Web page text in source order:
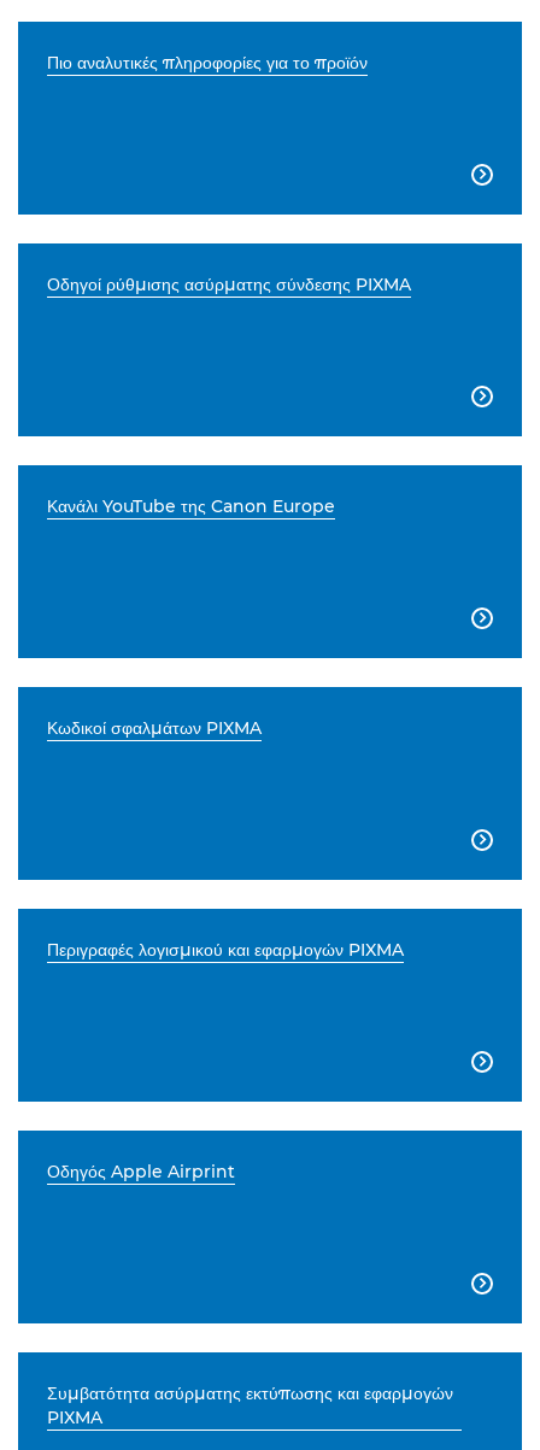
Πιο αναλυτικές πληροφορίες για το προϊόν

Οδηγοί ρύθμισης ασύρματης σύνδεσης PIXMA

Κανάλι YouTube της Canon Europe

Κωδικοί σφαλμάτων PIXMA

Περιγραφές λογισμικού και εφαρμογών PIXMA

Οδηγός Apple Airprint

Συμβατότητα ασύρματης εκτύπωσης και εφαρμογών
PIXMA